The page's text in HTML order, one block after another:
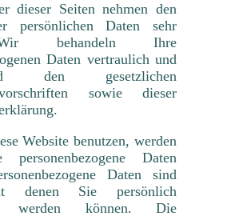
dieser Seiten nehmen den
persönlichen Daten sehr
behandeln Ihre
Daten vertraulich und
den gesetzlichen
sowie dieser
Website benutzen, werden
personenbezogene Daten
Daten sind
denen Sie persönlich
werden können. Die